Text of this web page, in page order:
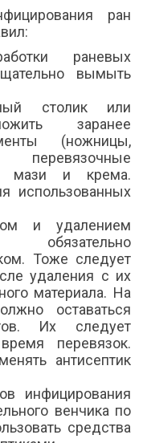
ран
раневых
вымыть
столик или
заранее
(ножницы,
мази и крема.
использованных
и удалением
обязательно
Тоже следует
удаления с их
материала. На
оставаться
Их следует
перевязок.
антисептик
инфицирования
венчика по
средства